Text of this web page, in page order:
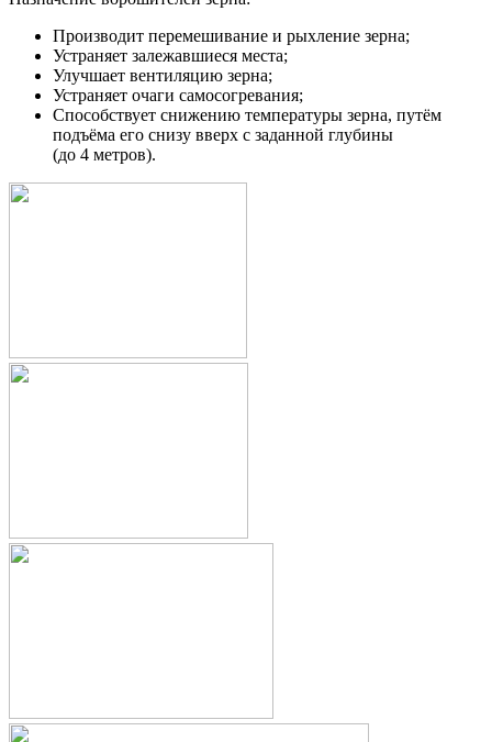
Производит перемешивание и рыхление зерна;
Устраняет залежавшиеся места;
Улучшает вентиляцию зерна;
Устраняет очаги самосогревания;
Способствует снижению температуры зерна, путём
подъёма его снизу вверх с заданной глубины
(до 4 метров).